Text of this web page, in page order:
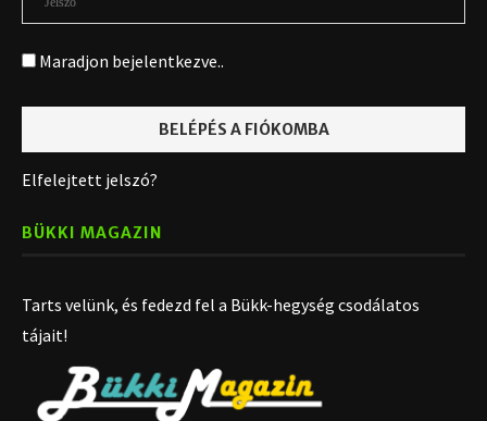
Maradjon bejelentkezve..
Elfelejtett jelszó?
BÜKKI MAGAZIN
Tarts velünk, és fedezd fel a Bükk-hegység csodálatos
tájait!